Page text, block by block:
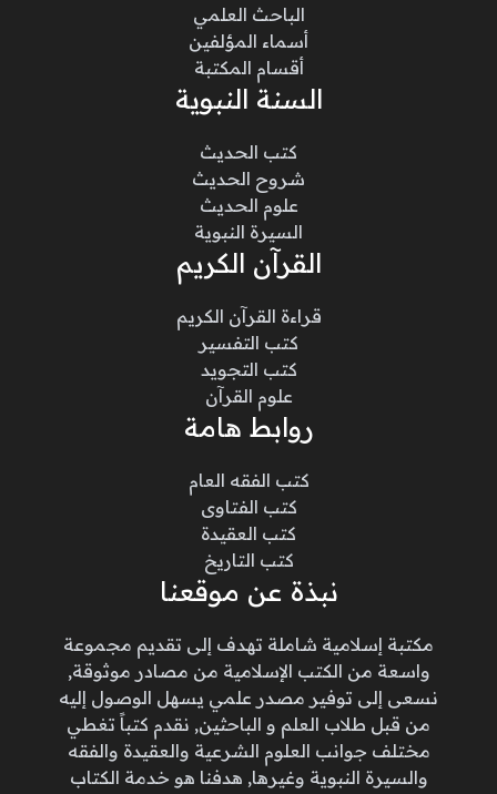
الباحث العلمي
أسماء المؤلفين
أقسام المكتبة
السنة النبوية
كتب الحديث
شروح الحديث
علوم الحديث
السيرة النبوية
القرآن الكريم
قراءة القرآن الكريم
كتب التفسير
كتب التجويد
علوم القرآن
روابط هامة
كتب الفقه العام
كتب الفتاوى
كتب العقيدة
كتب التاريخ
نبذة عن موقعنا
مكتبة إسلامية شاملة تهدف إلى تقديم مجموعة
واسعة من الكتب الإسلامية من مصادر موثوقة,
نسعى إلى توفير مصدر علمي يسهل الوصول إليه
من قبل طلاب العلم و الباحثين, نقدم كتباً تغطي
مختلف جوانب العلوم الشرعية والعقيدة والفقه
والسيرة النبوية وغيرها, هدفنا هو خدمة الكتاب